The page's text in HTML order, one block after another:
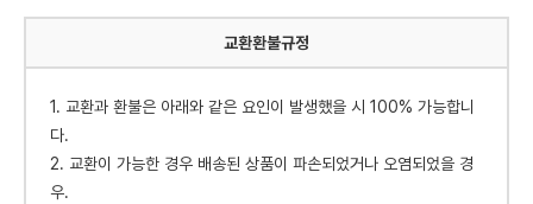
교환환불규정
1. 교환과 환불은 아래와 같은 요인이 발생했을 시 100% 가능합니
다.
2. 교환이 가능한 경우 배송된 상품이 파손되었거나 오염되었을 경
우.